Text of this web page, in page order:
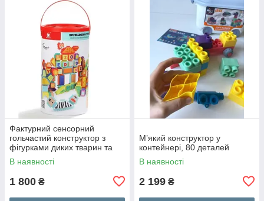
Фактурний сенсорний
гольчастий конструктор з
фігурками диких тварин та
елементами 150 штук
Building Blocks Top Bright
В наявності
1 800 ₴
М’який конструктор у
контейнері, 80 деталей
В наявності
2 199 ₴